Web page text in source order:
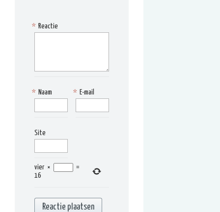
Reactie
*
Naam
* E-mail
*
Site
vier ×
=
16